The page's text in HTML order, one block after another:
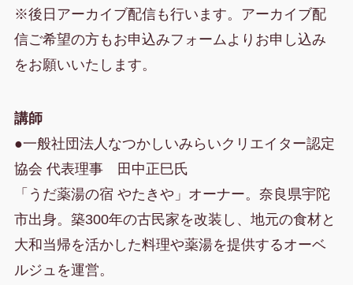
※後日アーカイブ配信も行います。アーカイブ配
信ご希望の方もお申込みフォームよりお申し込み
をお願いいたします。
講師
●一般社団法人なつかしいみらいクリエイター認定
協会 代表理事 田中正巳氏
「うだ薬湯の宿 やたきや」オーナー。奈良県宇陀
市出身。築300年の古民家を改装し、地元の食材と
大和当帰を活かした料理や薬湯を提供するオーベ
ルジュを運営。